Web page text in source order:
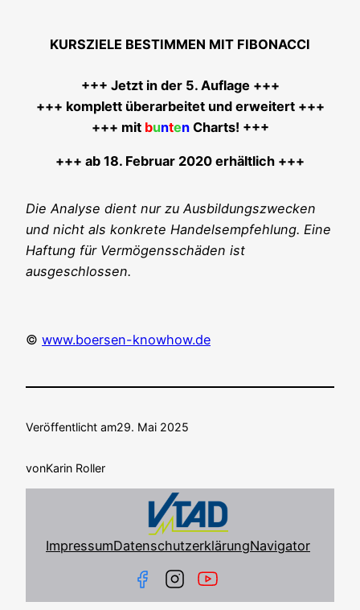
KURSZIELE BESTIMMEN MIT FIBONACCI
+++ Jetzt in der 5. Auf­la­ge +++
+++ kom­plett über­ar­bei­tet und erwei­tert +++
+++ mit buntenCharts! +++
+++ ab 18. Febru­ar 2020 erhältlich +++
Die Ana­ly­se dient nur zu Aus­bil­dungs­zwe­cken
und nicht als kon­kre­te Han­dels­emp­feh­lung. Eine
Haf­tung für Ver­mö­gens­schä­den ist
ausgeschlossen.
© www.boersen-knowhow.de
Veröffentlicht am29. Mai 2025
vonKarin Roller
ImpressumDatenschutzerklärungNavigator